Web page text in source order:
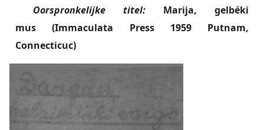
in het niet verzinken bij dit
ongelooflijke getuigenis van geloof.
wat ware toewijding en geestelijke
moed betekenen onder de zwaarst
mogelijke omstandigheden. Het is
een indringende oproep om, net als
de dwangarbeidsters, het lijden te
Oorspronkelijke titel: Marija, gelbéki
mus (Immaculata Press 1959 Putnam,
Connecticuc)